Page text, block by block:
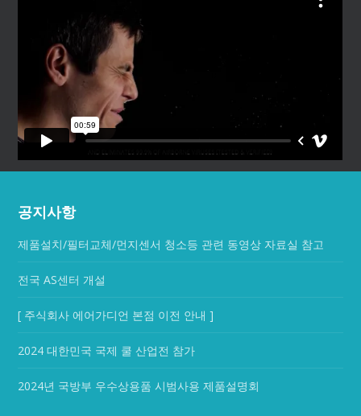
공지사항
제품설치/필터교체/먼지센서 청소등 관련 동영상 자료실 참고
전국 AS센터 개설
[ 주식회사 에어가디언 본점 이전 안내 ]
2024 대한민국 국제 쿨 산업전 참가
2024년 국방부 우수상용품 시범사용 제품설명회